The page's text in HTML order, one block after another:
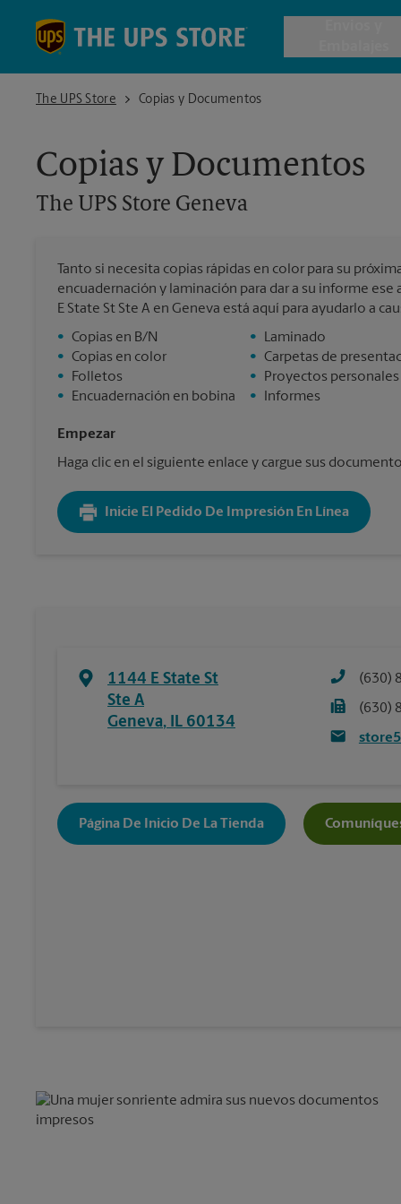
Cajas de
Envío
Todos
The UPS Store
The UPS Store GenevaCopias y Documentos
Copias y Documentos
The UPS Store Geneva
Tanto si necesita copias rápidas en color para su
encuadernación y laminación para dar a su informe
E State St Ste A en Geneva está aquí para ayudarlo a
• Copias en B/N
• Copias en color
•
Folletos
•
Encuadernación en bobina
•
Laminado
• Carpetas de
•
Proyectos personales
•
Informes
Empezar
Haga clic en el siguiente enlace y cargue sus
Inicie El Pedido De Impresión En Línea
1144 E State St
Ste A
Geneva, IL 60134
(630)
(630)
Página De Inicio De La Tienda